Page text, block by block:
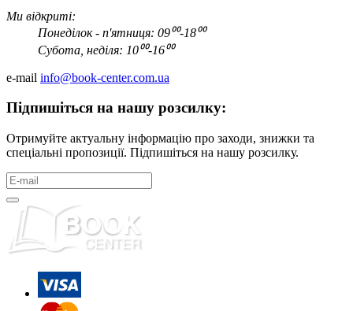
Ми відкриті:
Понеділок - п'ятниця: 09⁰⁰-18⁰⁰
Субота, неділя: 10⁰⁰-16⁰⁰
e-mail info@book-center.com.ua
Підпишіться на нашу розсилку:
Отримуйте актуальну інформацію про заходи, знижки та
спеціальні пропозиції. Підпишіться на нашу розсилку.